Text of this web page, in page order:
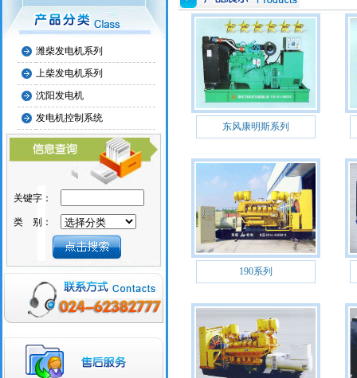
潍柴发电机系列
上柴发电机系列
沈阳发电机
发电机控制系统
关键字：
类 别：
东风康明斯系列
190系列